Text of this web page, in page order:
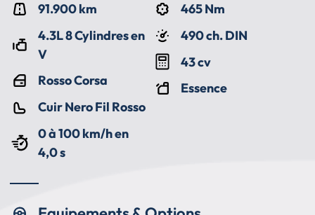
91.900 km
4.3L 8 Cylindres en
V
Rosso Corsa
Cuir Nero Fil Rosso
0 à 100 km/h en
4,0 s
465 Nm
490 ch. DIN
43 cv
Essence